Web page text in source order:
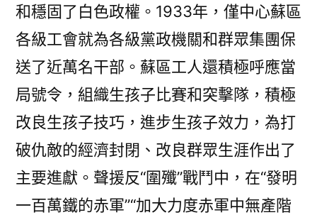
和穩固了白色政權。1933年，僅中心蘇區
各級工會就為各級黨政機關和群眾集團保
送了近萬名干部。蘇區工人還積極呼應當
局號令，組織生孩子比賽和突擊隊，積極
改良生孩子技巧，進步生孩子效力，為打
破仇敵的經濟封閉、改良群眾生涯作出了
主要進獻。聲援反“圍殲”戰鬥中，在“發明
一百萬鐵的赤軍”“加大力度赤軍中無產階